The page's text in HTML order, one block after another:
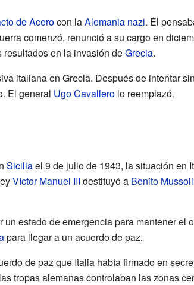
de Acerocon laAlemania nazi. Él
comenzó, renunció a su cargo en
en la invasión deGrecia.
italiana en Grecia. Después de intentar
El general Ugo Cavallerolo reemplazó.
Siciliael 9 de julio de 1943, la situación en
Víctor Manuel III destituyó a Benito
estado de emergencia para mantener el
para llegar a un acuerdo de paz.
de paz que Italia había firmado en
tropas alemanas controlaban las zonas